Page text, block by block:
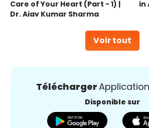
Voir tout
Care of Your Heart (Part - 1) |
Dr. Ajay Kumar Sharma
in
Télécharger
Disponible sur